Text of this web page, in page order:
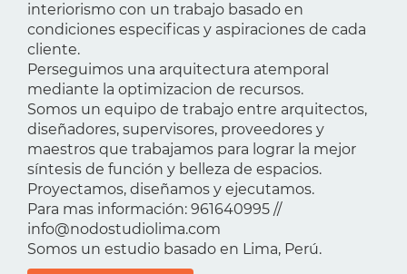
interiorismo con un trabajo basado en
condiciones especificas y aspiraciones de cada
cliente.
Perseguimos una arquitectura atemporal
mediante la optimizacion de recursos.
Somos un equipo de trabajo entre arquitectos,
diseñadores, supervisores, proveedores y
maestros que trabajamos para lograr la mejor
síntesis de función y belleza de espacios.
Proyectamos, diseñamos y ejecutamos.
Para mas información: 961640995 //
info@nodostudiolima.com
Somos un estudio basado en Lima, Perú.